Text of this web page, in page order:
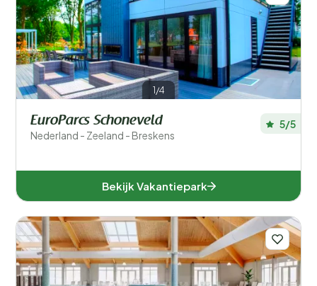
1/4
EuroParcs Schoneveld
Nederland - Zeeland - Breskens
5/5
Bekijk Vakantiepark